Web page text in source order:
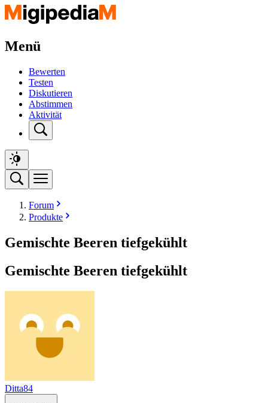
Menü
Bewerten
Testen
Diskutieren
Abstimmen
Aktivität
Forum
Produkte
Gemischte Beeren tiefgekühlt
Gemischte Beeren tiefgekühlt
Ditta84